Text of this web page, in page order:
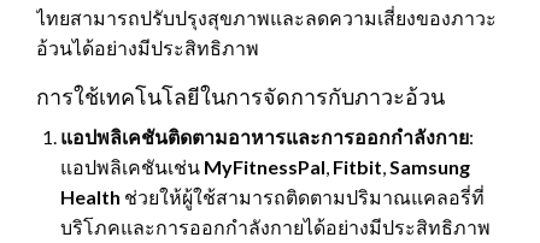
ไทยสามารถปรับปรุงสุขภาพและลดความเสี่ยงของภาวะ
อ้วนได้อย่างมีประสิทธิภาพ
การใช้เทคโนโลยีในการจัดการกับภาวะอ้วน
แอปพลิเคชันติดตามอาหารและการออกกำลังกาย:
แอปพลิเคชันเช่น MyFitnessPal Fitbit Samsung
Health ช่วยให้ผู้ใช้สามารถติดตามปริมาณแคลอรี่ที่
บริโภคและการออกกำลังกายได้อย่างมีประสิทธิภาพ